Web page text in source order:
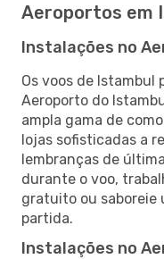
Aeroportos em
Instalações no
Os voos de Istambul
Aeroporto do
ampla gama de
lojas sofisticadas a
lembranças de
durante o voo,
gratuito ou saboreie
partida.
Instalações no